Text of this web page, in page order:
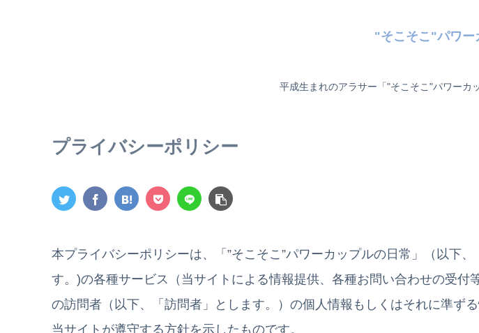
"そこそこ"パワー
平成生まれのアラサー「"そこそこ"パワーカ
プライバシーポリシー
本プライバシーポリシーは、「”そこそこ”パワーカップルの日常」
（以下
す。)の各種サービス（当サイトによる情報提供、各種お問い合わせの受付
の訪問者（以下、「訪問者」とします。）の個人情報もしくはそれに準ずる
当サイトが遵守する方針を示したものです。